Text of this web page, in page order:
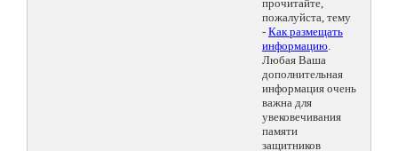
прочитайте,
пожалуйста, тему
- Как размещать
информацию.
Любая Ваша
дополнительная
информация очень
важна для
увековечивания
памяти
защитников